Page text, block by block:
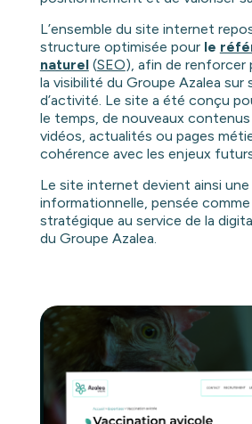
L’ensemble du site internet
structure optimisée pour le
naturel(SEO), afin de renforcer
la visibilité du Groupe Azalea sur
d’activité. Le site a été conçu
le temps, de nouveaux
vidéos, actualités ou pages
cohérence avec les enjeux
Le site internet devient ainsi
informationnelle, pensée comme
stratégique au service de la
du Groupe Azalea.